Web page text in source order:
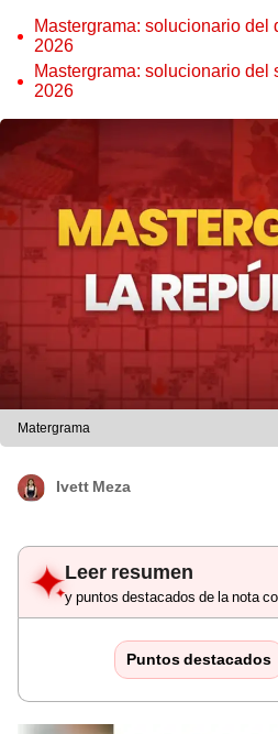
Mastergrama: solucionario del
2026
Mastergrama: solucionario del
2026
Matergrama
Ivett Meza
Leer resumen
y puntos destacados de la nota
Puntos destacados